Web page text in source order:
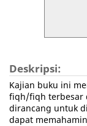
Deskripsi:
Kajian buku ini
fiqh/fiqh terbesar
dirancang untuk
dapat